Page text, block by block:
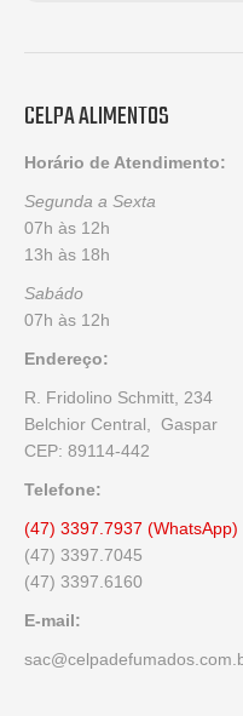
CELPA ALIMENTOS
Horário de Atendimento:
Segunda a Sexta
07h às 12h
13h às 18h
Sabádo
07h às 12h
Endereço:
R. Fridolino Schmitt, 234
Belchior Central, Gaspar
CEP: 89114-442
Telefone:
(47) 3397.7937 (WhatsApp)
(47) 3397.7045
(47) 3397.6160
E-mail: